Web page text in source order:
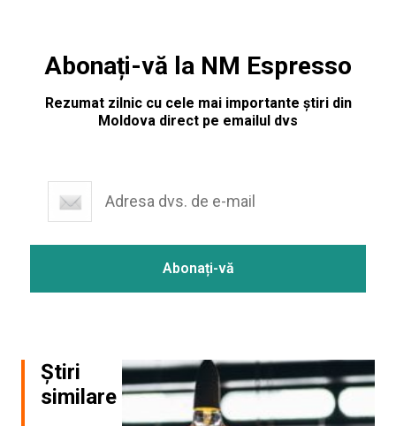
Abonați-vă la NM Espresso
Rezumat zilnic cu cele mai importante știri din
Moldova direct pe emailul dvs
Știri
similare